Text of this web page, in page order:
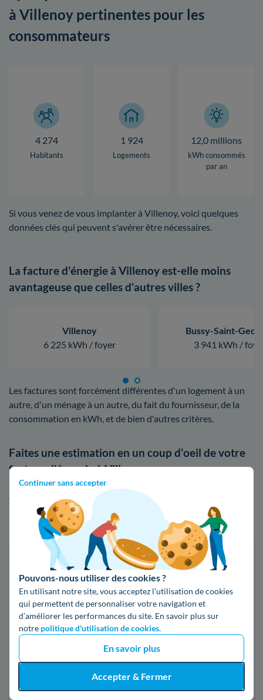
Continuer sans accepter
Pouvons-nous utiliser des cookies ?
En utilisant notre site, vous acceptez l’utilisation de cookies
qui permettent de personnaliser votre navigation et
d’améliorer les performances du site. En savoir plus sur
notre politique d'utilisation de cookies.
En savoir plus
Accepter & Fermer
à Villenoy pertinentes pour les
consommateurs
4 274
Habitants
1 924
Logements
12,0 millions
kWh consommés
par an
Si vous venez de vous implanter à Villenoy, voici quelques
données clés qui peuvent s'avérer être nécessaires.
La facture d'énergie à Villenoy est-elle moins
avantageuse que celles d'autres villes ?
Villenoy
6 225 kWh / foyer
Bussy-Saint-
3 941 kWh /
Les factures sont forcément différentes d'un logement à un
autre, d'un ménage à un autre, du fait du fournisseur, de la
consommation en kWh, et de bien d'autres critères.
Faites une estimation en un coup d'oeil de votre
facture d'énergie à Villenoy
Afin de vous rendre compte des différences de tarifs entre
EDF et les autres acteurs du marché, n'hésitez pas à utiliser
notre comparateur d'offres d'électricité ou de gaz :
Faites des économies sur vos factures d'énergie
Je compare
Électricité
Code postal
77124 (VILLENOY)